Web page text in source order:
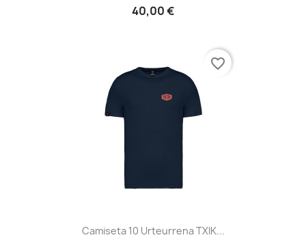
40,00 €
Camiseta 10 Urteurrena TXIK...
favorite_border